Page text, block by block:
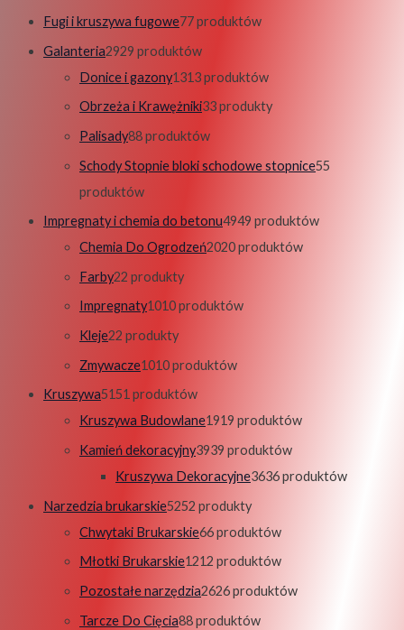
Fugi i kruszywa fugowe77 produktów
Galanteria2929 produktów
Donice i gazony1313 produktów
Obrzeża i Krawężniki33 produkty
Palisady88 produktów
Schody Stopnie bloki schodowe stopnice55
produktów
Impregnaty i chemia do betonu4949 produktów
Chemia Do Ogrodzeń2020 produktów
Farby22 produkty
Impregnaty1010 produktów
Kleje22 produkty
Zmywacze1010 produktów
Kruszywa5151 produktów
Kruszywa Budowlane1919 produktów
Kamień dekoracyjny3939 produktów
Kruszywa Dekoracyjne3636 produktów
Narzedzia brukarskie5252 produkty
Chwytaki Brukarskie66 produktów
Młotki Brukarskie1212 produktów
Pozostałe narzędzia2626 produktów
Tarcze Do Cięcia88 produktów